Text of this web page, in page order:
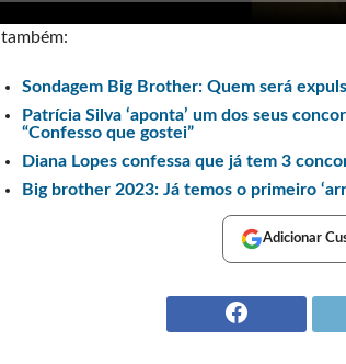
também:
Sondagem Big Brother: Quem será
Patrícia Silva ‘aponta’ um dos seus
“Confesso que gostei”
Diana Lopes confessa que já tem 3
Big brother 2023: Já temos o primeiro
Adicionar